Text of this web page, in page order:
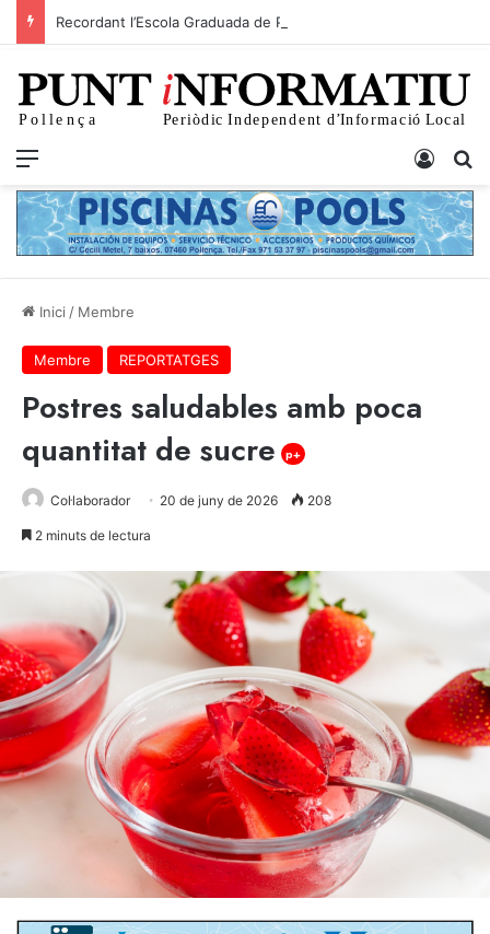
Recordant l’Escola Graduada de Pollença del 1953
Menu
Inici / Membre
Membre REPORTATGES
Postres saludables amb poca
quantitat de sucre
p+
Col·laborador 20 de juny de 2026 208
2 minuts de lectura